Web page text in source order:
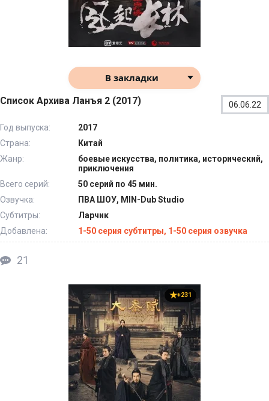
В закладки
Список Архива Ланъя 2 (2017) 06.06.22
Год выпуска:
2017
Страна:
Китай
Жанр:
боевые искусства, политика, исторический,
приключения
Всего серий:
50 серий по 45 мин.
Озвучка:
ПВА ШОУ, MIN-Dub Studio
Субтитры:
Ларчик
Добавлена:
1-50 серия субтитры, 1-50 серия озвучка
21
+231